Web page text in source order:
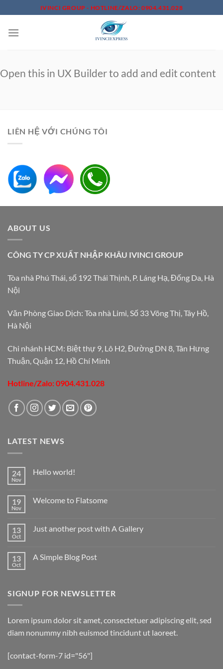
to
content
IVINCI GROUP - HOTLINE/ZALO: 0904.431.028
Open this in UX Builder to add and edit content
LIÊN HỆ VỚI CHÚNG TÔI
ABOUT US
CÔNG TY CP XUẤT NHẬP KHÂU IVINCI GROUP
Tòa nhà Phú Thái, số 192 Thái Thịnh, P. Láng Hạ, Đống Da, Hà
Nội
Văn Phòng Giao Dịch: Tòa nhà Limi, Số 33 Võng Thị, Tây Hồ,
Hà Nội
Chi nhánh HCM: Biệt thự 9, Lô H2, Đường DN 8, Tân Hưng
Thuận, Quận 12, Hồ Chí Minh
Hotline/Zalo: 0904.431.028
LATEST NEWS
24
Nov
Hello world!
19
Nov
Welcome to Flatsome
13
Oct
Just another post with A Gallery
13
Oct
A Simple Blog Post
SIGNUP FOR NEWSLETTER
Lorem ipsum dolor sit amet, consectetuer adipiscing elit, sed
diam nonummy nibh euismod tincidunt ut laoreet.
[contact-form-7 id="56"]